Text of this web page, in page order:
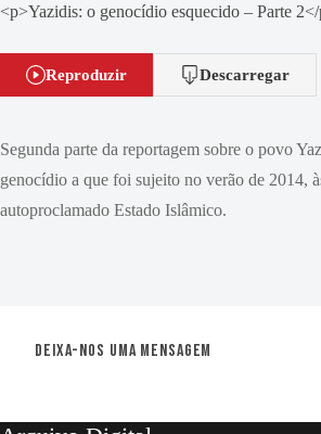
<p>Yazidis: o genocídio esquecido – Parte
Reproduzir Descarregar
Segunda parte da reportagem sobre o povo
genocídio a que foi sujeito no verão de 2014,
autoproclamado Estado Islâmico.
Deixa-nos uma mensagem